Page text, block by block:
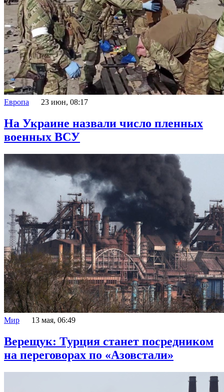
Европа 23 июн, 08:17
На Украине назвали число пленных
военных ВСУ
Мир 13 мая, 06:49
Верещук: Турция станет посредником
на переговорах по «Азовстали»